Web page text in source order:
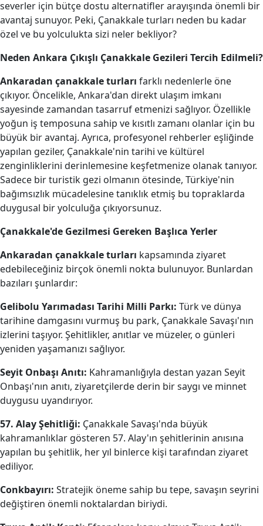
severler için bütçe dostu alternatifler arayışında önemli bir
avantaj sunuyor. Peki, Çanakkale turları neden bu kadar
özel ve bu yolculukta sizi neler bekliyor?
Neden Ankara Çıkışlı Çanakkale Gezileri Tercih Edilmeli?
Ankaradan çanakkale turları farklı nedenlerle öne
çıkıyor. Öncelikle, Ankara'dan direkt ulaşım imkanı
sayesinde zamandan tasarruf etmenizi sağlıyor. Özellikle
yoğun iş temposuna sahip ve kısıtlı zamanı olanlar için bu
büyük bir avantaj. Ayrıca, profesyonel rehberler eşliğinde
yapılan geziler, Çanakkale'nin tarihi ve kültürel
zenginliklerini derinlemesine keşfetmenize olanak tanıyor.
Sadece bir turistik gezi olmanın ötesinde, Türkiye'nin
bağımsızlık mücadelesine tanıklık etmiş bu topraklarda
duygusal bir yolculuğa çıkıyorsunuz.
Çanakkale'de Gezilmesi Gereken Başlıca Yerler
Ankaradan çanakkale turları kapsamında ziyaret
edebileceğiniz birçok önemli nokta bulunuyor. Bunlardan
bazıları şunlardır:
Gelibolu Yarımadası Tarihi Milli Parkı: Türk ve dünya
tarihine damgasını vurmuş bu park, Çanakkale Savaşı'nın
izlerini taşıyor. Şehitlikler, anıtlar ve müzeler, o günleri
yeniden yaşamanızı sağlıyor.
Seyit Onbaşı Anıtı: Kahramanlığıyla destan yazan Seyit
Onbaşı'nın anıtı, ziyaretçilerde derin bir saygı ve minnet
duygusu uyandırıyor.
57. Alay Şehitliği: Çanakkale Savaşı'nda büyük
kahramanlıklar gösteren 57. Alay'ın şehitlerinin anısına
yapılan bu şehitlik, her yıl binlerce kişi tarafından ziyaret
ediliyor.
Conkbayırı: Stratejik öneme sahip bu tepe, savaşın seyrini
değiştiren önemli noktalardan biriydi.